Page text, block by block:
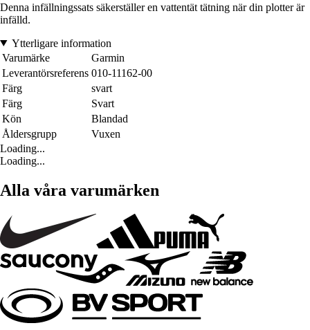
Denna infällningssats säkerställer en vattentät tätning när din plotter är
infälld.
Ytterligare information
Varumärke
Garmin
Leverantörsreferens 010-11162-00
Färg
svart
Färg
Svart
Kön
Blandad
Åldersgrupp
Vuxen
Loading...
Loading...
Alla våra varumärken